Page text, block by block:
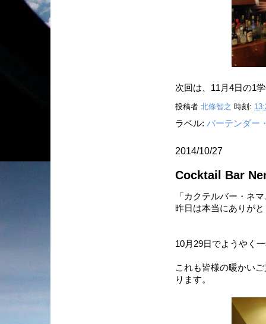
次回は、11月4日の1
投稿者 北條智之 時刻:
ラベル: バーテンダー
2014/10/27
Cocktail Bar
「カクテルバー・ネ
昨日は本当にありが
10月29日でようやく
これも皆様の暖かい
ります。